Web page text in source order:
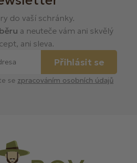
do vaší schránky.
a neuteče vám ani skvělý
ani sleva.
Přihlásit se
se zpracováním osobních údajů